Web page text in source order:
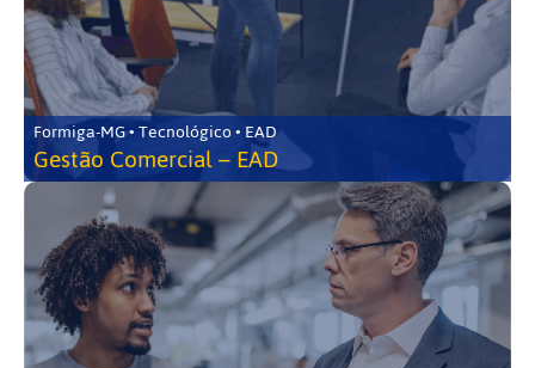
Formiga-MG • Tecnológico • EAD
Gestão Comercial – EAD